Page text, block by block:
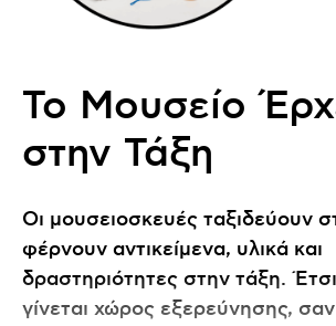
Το Μουσείο
στην Τάξη
Οι μουσειοσκευές ταξιδεύουν
φέρνουν αντικείμενα, υλικά και
δραστηριότητες στην τάξη.
γίνεται χώρος εξερεύνησης,